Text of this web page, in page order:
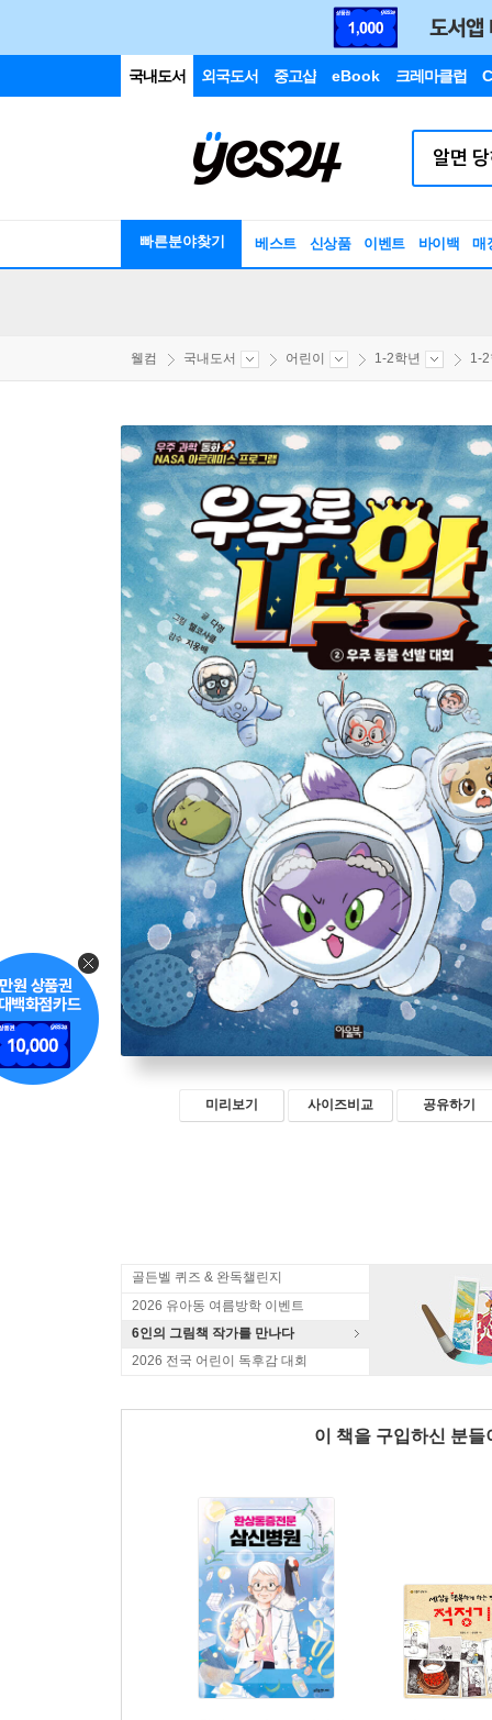
국내도서 외국도서 중고샵 eBook 크레마클럽
빠른분야찾기 베스트 신상품 이벤트 바이백 매
웰컴 국내도서 어린이 1-2학년 1-
미리보기 사이즈비교 공유하기
골든벨 퀴즈 & 완독챌린지
2026 유아동 여름방학 이벤트
6인의 그림책 작가를 만나다
2026 전국 어린이 독후감 대회
이 책을 구입하신 분